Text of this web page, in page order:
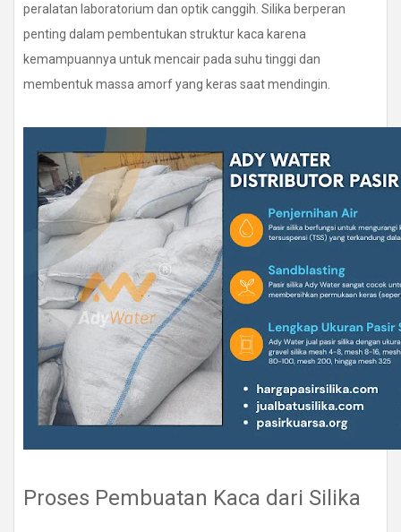
peralatan laboratorium dan optik canggih. Silika berperan
penting dalam pembentukan struktur kaca karena
kemampuannya untuk mencair pada suhu tinggi dan
membentuk massa amorf yang keras saat mendingin.
Proses Pembuatan Kaca dari Silika